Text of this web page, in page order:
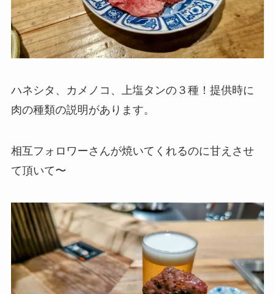
ハネシタ、カメノコ、上塩タンの３種！提供時に
肉の種類の説明があります。
相互フォロワーさんが焼いてくれるのに甘えさせ
て頂いて〜